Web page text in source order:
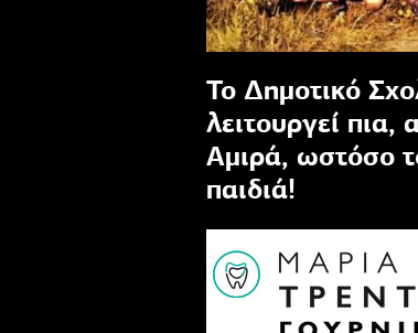
Το Δημοτικό
λειτουργεί
Αμιρά, ωστόσο
παιδιά!